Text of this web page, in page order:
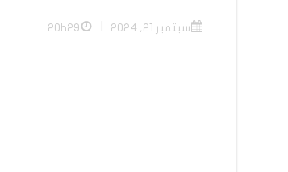
سبتمبر 21, 2024 20h29